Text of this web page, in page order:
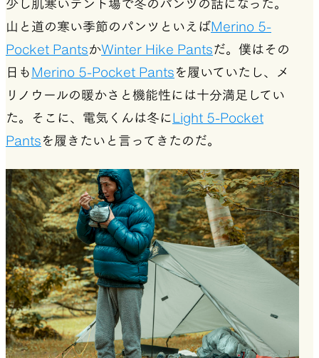
少し肌寒いテント場で冬のパンツの話になった。
山と道の寒い季節のパンツといえばMerino 5-
Pocket PantsかWinter Hike Pantsだ。僕はその
日も Merino 5-Pocket Pants を履いていたし、メ
リノウールの暖かさと機能性には十分満足してい
た。そこに、電気くんは冬にLight 5-Pocket
Pants を履きたいと言ってきたのだ。